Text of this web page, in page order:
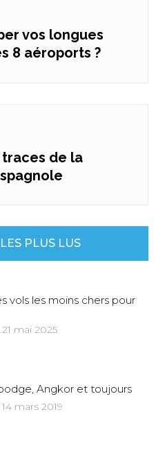
vos longues
8 aéroports ?
traces de la
PLUS LUS
vols les moins chers pour
mai 2025
Angkor et toujours
mars 2019